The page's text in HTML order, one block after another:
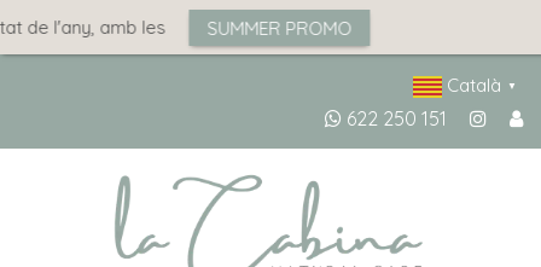
Català ▼
622 250 151
de l'any, amb les SUMMER PROMO